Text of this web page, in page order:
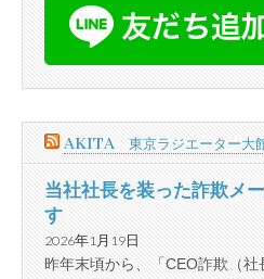
AKITA 東京ラジエーター大
当社社長を装った詐欺メ
す
2026年1月19日
昨年末頃から、「CEO詐欺（